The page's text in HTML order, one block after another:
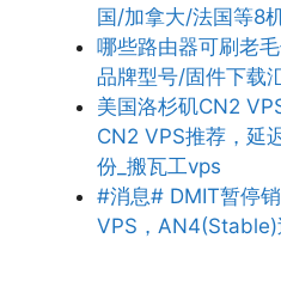
国/加拿大/法国等8
哪些路由器可刷老
品牌型号/固件下载
美国洛杉矶CN2
CN2 VPS推荐，延
份_搬瓦工vps
#消息# DMIT暂停
VPS，